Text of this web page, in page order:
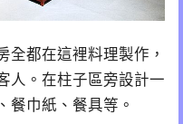
全都在這裡料理製作，
人。在柱子區旁設計一
餐巾紙、餐具等。